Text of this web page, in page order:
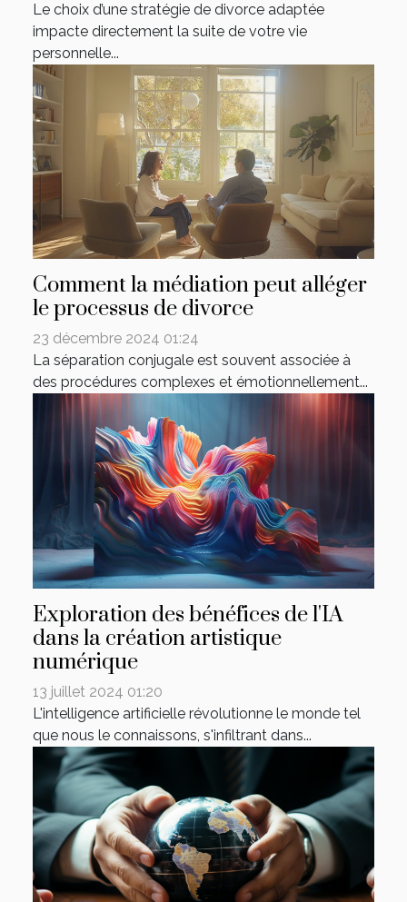
Le choix d’une stratégie de divorce adaptée
impacte directement la suite de votre vie
personnelle...
Comment la médiation peut alléger
le processus de divorce
23 décembre 2024 01:24
La séparation conjugale est souvent associée à
des procédures complexes et émotionnellement...
Exploration des bénéfices de l'IA
dans la création artistique
numérique
13 juillet 2024 01:20
L'intelligence artificielle révolutionne le monde tel
que nous le connaissons, s'infiltrant dans...